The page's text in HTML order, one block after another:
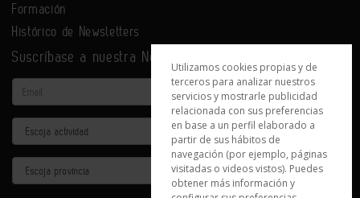
Formación
Histórico de Newsletters
Suscríbase a nuestra Newsletter
Email
Actividad
Provincia
Utilizamos cookies propias y de
terceros para analizar nuestros
servicios y mostrarle publicidad
relacionada con sus preferencias
en base a un perfil elaborado a
partir de sus hábitos de
navegación (por ejemplo, páginas
visitadas o videos vistos). Puedes
obtener más información y